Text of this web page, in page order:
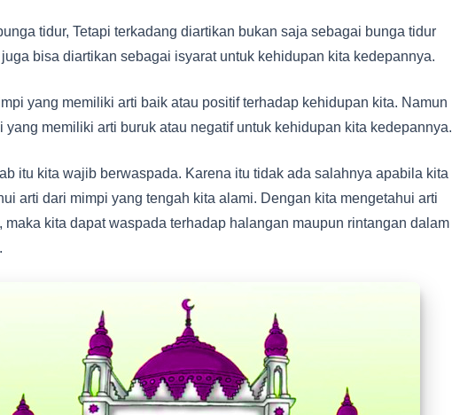
tidur, Tetapi terkadang diartikan bukan saja sebagai bunga tidur
bisa diartikan sebagai isyarat untuk kehidupan kita kedepannya.
yang memiliki arti baik atau positif terhadap kehidupan kita. Namun
yang memiliki arti buruk atau negatif untuk kehidupan kita kedepannya.
itu kita wajib berwaspada. Karena itu tidak ada salahnya apabila kita
arti dari mimpi yang tengah kita alami. Dengan kita mengetahui arti
maka kita dapat waspada terhadap halangan maupun rintangan dalam